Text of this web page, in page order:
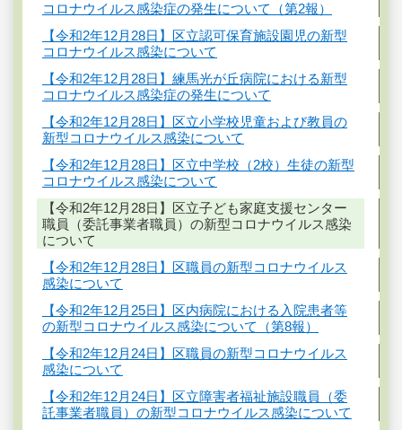
コロナウイルス感染症の発生について（第2報）
【令和2年12月28日】区立認可保育施設園児の新型
コロナウイルス感染について
【令和2年12月28日】練馬光が丘病院における新型
コロナウイルス感染症の発生について
【令和2年12月28日】区立小学校児童および教員の
新型コロナウイルス感染について
【令和2年12月28日】区立中学校（2校）生徒の新型
コロナウイルス感染について
【令和2年12月28日】区立子ども家庭支援センター
職員（委託事業者職員）の新型コロナウイルス感染
について
【令和2年12月28日】区職員の新型コロナウイルス
感染について
【令和2年12月25日】区内病院における入院患者等
の新型コロナウイルス感染について（第8報）
【令和2年12月24日】区職員の新型コロナウイルス
感染について
【令和2年12月24日】区立障害者福祉施設職員（委
託事業者職員）の新型コロナウイルス感染について